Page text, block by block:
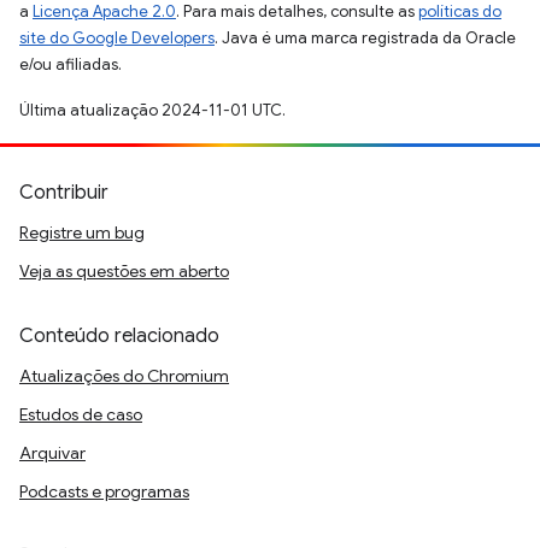
a Licença Apache 2.0. Para mais detalhes, consulte aspolíticas do
site do Google Developers. Java é uma marca registrada da Oracle
e/ou afiliadas.
Última atualização 2024-11-01 UTC.
Contribuir
Registre um bug
Veja as questões em aberto
Conteúdo relacionado
Atualizações do Chromium
Estudos de caso
Arquivar
Podcasts e programas